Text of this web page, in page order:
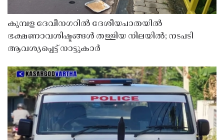
കുമ്പള ദേവീനഗറിൽ ദേശീയപാതയിൽ
ഭക്ഷണാവശിഷ്ടങ്ങൾ തള്ളിയ നിലയിൽ; നടപടി
ആവശ്യപ്പെട്ട് നാട്ടുകാർ